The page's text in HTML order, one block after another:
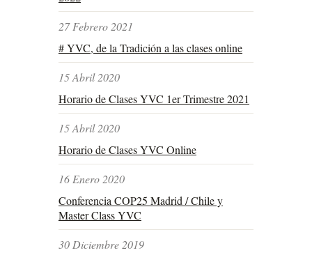
27 Febrero 2021
# YVC, de la Tradición a las clases online
15 Abril 2020
Horario de Clases YVC 1er Trimestre 2021
15 Abril 2020
Horario de Clases YVC Online
16 Enero 2020
Conferencia COP25 Madrid / Chile y
Master Class YVC
30 Diciembre 2019